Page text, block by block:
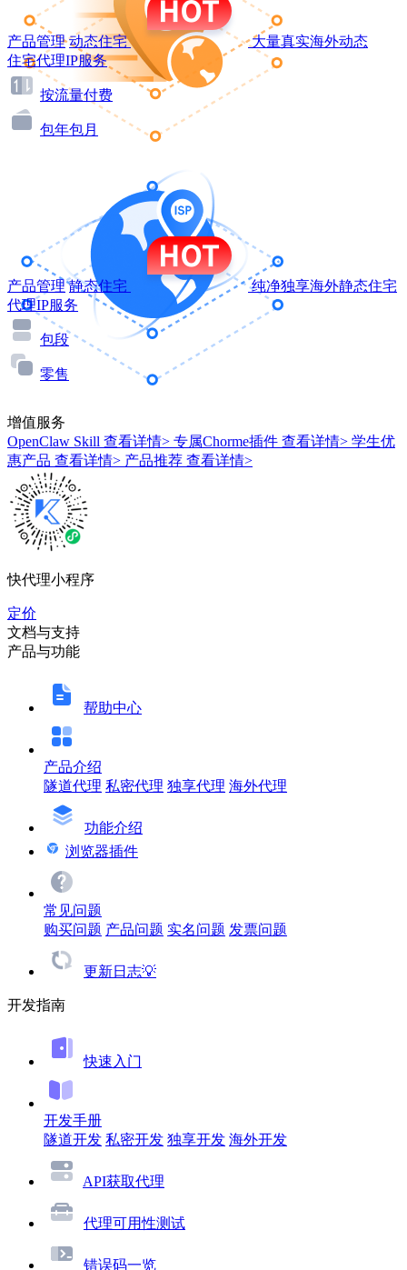
产品管理 动态住宅
大量真实海外动态
住宅代理IP服务
按流量付费
包年包月
产品管理 静态住宅
纯净独享海外静态住宅
代理IP服务
包段
零售
增值服务
OpenClaw Skill 查看详情> 专属Chorme插件 查看详情> 学生优
惠产品 查看详情> 产品推荐 查看详情>
快代理小程序
定价
文档与支持
产品与功能
帮助中心
产品介绍
隧道代理 私密代理 独享代理 海外代理
功能介绍
浏览器插件
常见问题
购买问题 产品问题 实名问题 发票问题
更新日志💡
开发指南
快速入门
开发手册
隧道开发 私密开发 独享开发 海外开发
API获取代理
代理可用性测试
错误码一览